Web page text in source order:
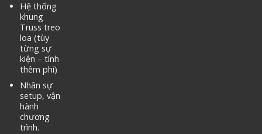
Hệ thống
khung
Truss treo
loa (tùy
từng sự
kiện – tính
thêm phí)
Nhân sự
setup, vận
hành
chương
trình.